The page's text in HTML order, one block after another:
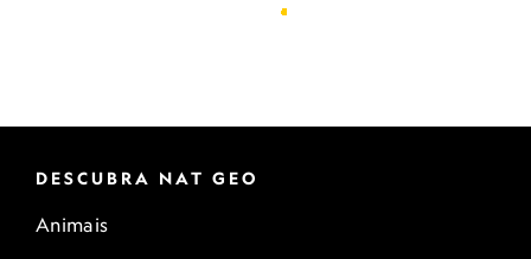
DESCUBRA NAT GEO
Animais